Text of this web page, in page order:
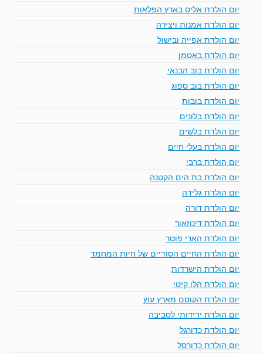
יום הולדת אליס בארץ הפלאות
יום הולדת אמנות ויצירה
יום הולדת אפייה ובישול
יום הולדת באטמן
יום הולדת בוב הבנאי
יום הולדת בוב ספוג
יום הולדת בובות
יום הולדת בלונים
יום הולדת בלשים
יום הולדת בעלי חיים
יום הולדת ברבי
יום הולדת בת הים הקטנה
יום הולדת גלידה
יום הולדת דורה
יום הולדת דינוזאור
יום הולדת הארי פוטר
יום הולדת החיים הסודיים של חיות המחמד
יום הולדת הישרדות
יום הולדת הלו קיטי
יום הולדת הקוסם מארץ עוץ
יום הולדת ידידותי לסביבה
יום הולדת כדורגל
יום הולדת כדורסל